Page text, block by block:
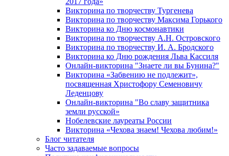
Викторина по творчеству Тургенева
Викторина по творчеству Максима Горького
Викторина ко Дню космонавтики
Викторина по творчеству А.Н. Островского
Викторина по творчеству И. А. Бродского
Викторина ко Дню рождения Льва Кассиля
Онлайн-викторина "Знаете ли вы Бунина?"
Викторина «Забвению не подлежит»,
посвященная Христофору Семеновичу
Леденцову
Онлайн-викторина "Во славу защитника
земли русской»
Нобелевские лауреаты России
Викторина «Чехова знаем! Чехова любим!»
Блог читателя
Часто задаваемые вопросы